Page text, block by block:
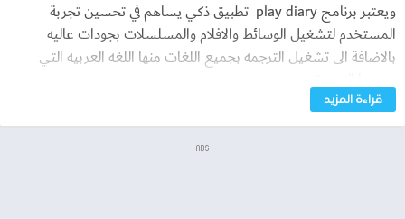
ويعتبر برنامج play diary تطبيق ذكي يساهم في تحسين تجربة
المستخدم لتشغيل الوسائط والافلام والمسلسلات بجودات عاليه
بالاضافة الى تشغيل الترجمه بجميع اللغات منها اللغه العربيه التي
يدعمها التطبيق
يمكنكم تحميل البرنامج من خلال داون بلس مجاناً عبر رابط التحميل
قراءة المزيد
ADS